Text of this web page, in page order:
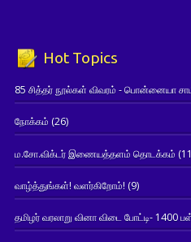
Hot Topics
85 சித்தர் நூல்கள் விவரம் - பொன்னையா
நோக்கம் (26)
ம.சோ.விக்டர் இணையத்தளம் தொடக்கம்
வாழ்த்துங்கள்! வளர்கிறோம்! (9)
தமிழர் வரலாறு வினா விடை போட்டி- 1400